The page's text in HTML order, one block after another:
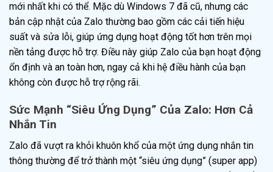
mới nhất khi có thể. Mặc dù Windows 7 đã cũ, nhưng các
bản cập nhật của Zalo thường bao gồm các cải tiến hiệu
suất và sửa lỗi, giúp ứng dụng hoạt động tốt hơn trên mọi
nền tảng được hỗ trợ. Điều này giúp Zalo của bạn hoạt động
ổn định và an toàn hơn, ngay cả khi hệ điều hành của bạn
không còn được hỗ trợ rộng rãi.
Sức Mạnh “Siêu Ứng Dụng” Của Zalo: Hơn Cả
Nhắn Tin
Zalo đã vượt ra khỏi khuôn khổ của một ứng dụng nhắn tin
thông thường để trở thành một “siêu ứng dụng” (super app)